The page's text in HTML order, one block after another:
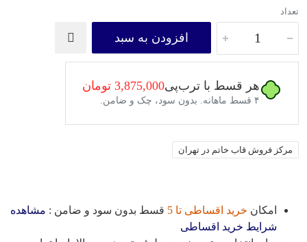
تعداد
افزودن به سبد
هر قسط با ترب‌پی3,875,000 تومان
۴ قسط ماهانه. بدون سود، چک و ضامن.
مرکز فروش قاب خاتم در تهران
امکان خرید اقساطی تا 5 قسط بدون سود و ضامن : مشاهده
شرایط خرید اقساطی